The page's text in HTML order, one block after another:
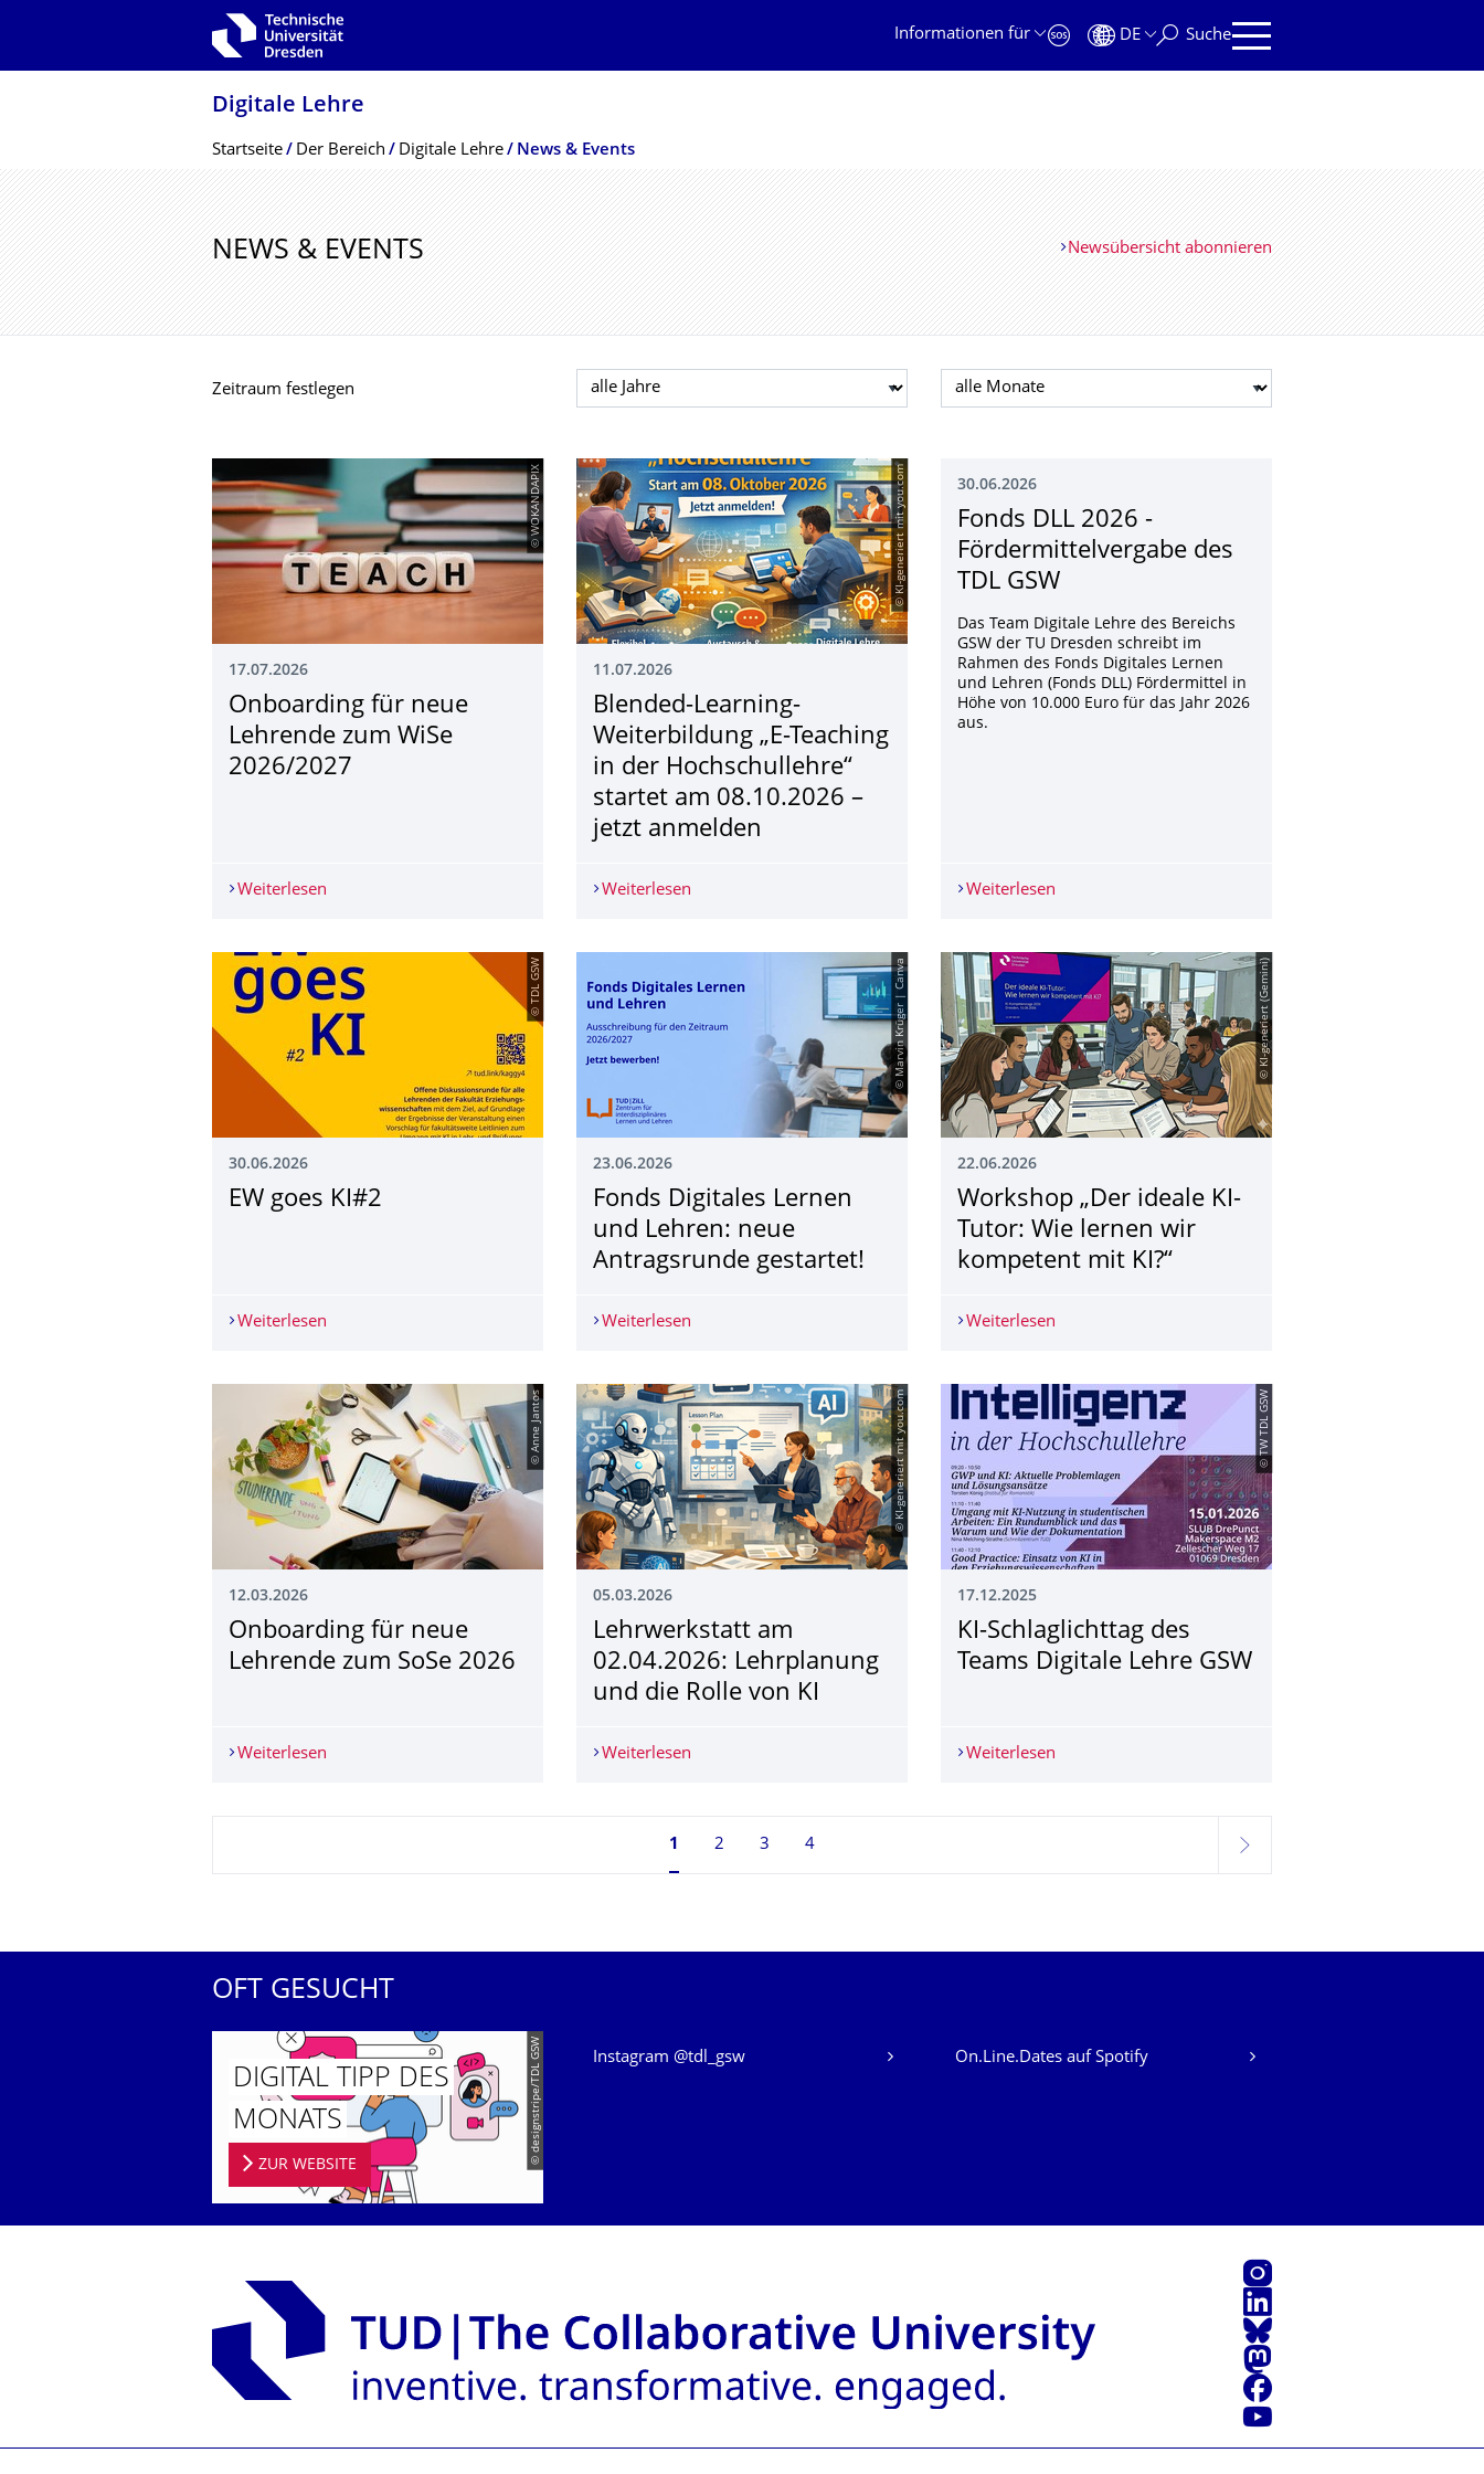
Zur Hauptnavigation springen
Informationen für
DE Suche
Digitale Lehre
Breadcrumb-Menü
Startseite Der Bereich Digitale Lehre News & Events
NEWS & EVENTS Newsübersicht abonnieren
Zeitraum festlegen Jahr auswählen Monat auswählen
© WOKANDAPIX
17.07.2026
Onboarding für neue
Lehrende zum WiSe
2026/2027
Weiterlesen Onboarding für neue Lehrende zum WiSe 2026/2027
© KI-generiert mit you.com
11.07.2026
Blended-Learning-
Weiterbildung „E-Teaching
in der Hochschullehre“
startet am 08.10.2026 –
jetzt anmelden
Weiterlesen Blended-Learning-Weiterbildung „E-Teaching in der Hochschullehre“ startet am 08.10.2026 – jetzt
30.06.2026
Fonds DLL 2026 -
Fördermittelverga­be des
TDL GSW
Das Team Digitale Lehre des Bereichs
GSW der TU Dresden schreibt im
Rahmen des Fonds Digitales Lernen
und Lehren (Fonds DLL) Fördermittel in
Höhe von 10.000 Euro für das Jahr 2026
aus.
Weiterlesen
© TDL GSW
30.06.2026
EW goes KI#2
Weiterlesen
© Marvin Krüger | Canva
23.06.2026
Fonds Digitales Lernen
und Lehren: neue
Antragsrunde gestartet!
Weiterlesen Fonds Digitales Lernen und Lehren: neue Antragsrunde gestartet!
© KI-generiert (Gemini)
22.06.2026
Workshop „Der ideale KI-
Tutor: Wie lernen wir
kompetent mit KI?“
Weiterlesen
© Anne Jantos
12.03.2026
Onboarding für neue
Lehrende zum SoSe 2026
Weiterlesen Onboarding für neue Lehrende zum SoSe 2026
© KI-generiert mit you.com
05.03.2026
Lehrwerkstatt am
02.04.2026: Lehrplanung
und die Rolle von KI
Weiterlesen Lehrwerkstatt am 02.04.2026: Lehrplanung und die Rolle von KI
© TW TDL GSW
17.12.2025
KI-Schlaglichttag des
Teams Digitale Lehre GSW
Weiterlesen
Seite 1, aktuell ausgewählt
1 2 3 4
weiter
OFT GESUCHT
© designstripe/TDL GSW
DIGITAL TIPP DES
MONATS
ZUR WEBSITE
Unsere Dienste
Instagram @tdl_gsw On.Line.Dates auf Spotify
Instagram
LinkedIn
Bluesky
Mastodon
Facebook
Youtube